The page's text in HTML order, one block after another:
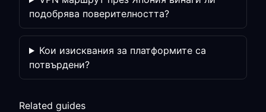
подобрява поверителността?
Кои изисквания за платформите са
потвърдени?
Related guides